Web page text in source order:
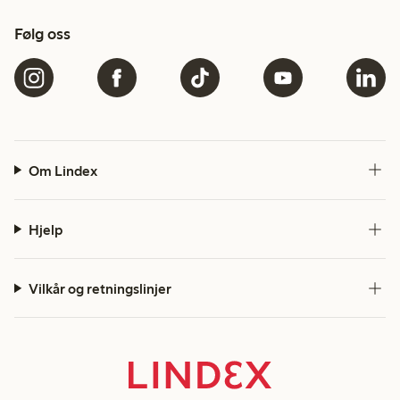
Følg oss
Om Lindex
Hjelp
Vilkår og retningslinjer